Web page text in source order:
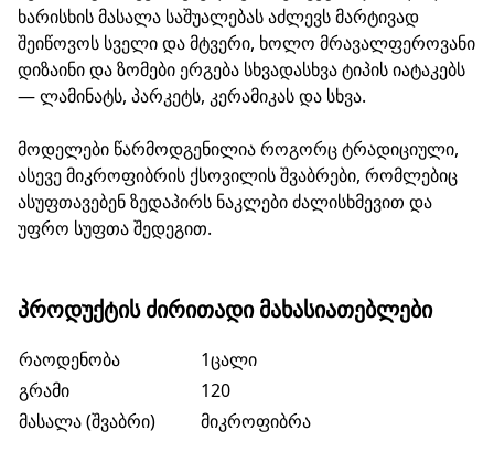
ხარისხის მასალა საშუალებას აძლევს მარტივად
შეიწოვოს სველი და მტვერი, ხოლო მრავალფეროვანი
დიზაინი და ზომები ერგება სხვადასხვა ტიპის იატაკებს
— ლამინატს, პარკეტს, კერამიკას და სხვა.
მოდელები წარმოდგენილია როგორც ტრადიციული,
ასევე მიკროფიბრის ქსოვილის შვაბრები, რომლებიც
ასუფთავებენ ზედაპირს ნაკლები ძალისხმევით და
უფრო სუფთა შედეგით.
ᲞᲠᲝᲓᲣᲥᲢᲘᲡ ᲫᲘᲠᲘᲗᲐᲓᲘ ᲛᲐᲮᲐᲡᲘᲐᲗᲔᲑᲚᲔᲑᲘ
რაოდენობა
1ცალი
გრამი
120
მასალა (შვაბრი)
მიკროფიბრა